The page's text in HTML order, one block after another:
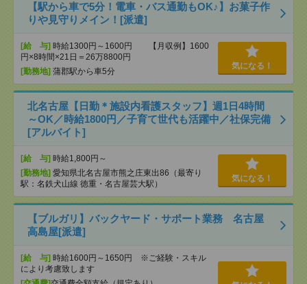
【駅から車で5分！電車・バス通勤もOK♪】お菓子作
りや見守りメイン！[派遣]
[給 与] 時給1300円～1600円 【月収例】1600
円×8時間×21日＝26万8800円
[勤務地] 蒲郡駅から車5分
気になる！
北名古屋【日勤＊施設内看護スタッフ】週1日4時間
～OK／時給1800円／子育て世代も活躍中／社保完備
[アルバイト]
[給 与] 時給1,800円～
[勤務地] 愛知県北名古屋市熊之庄東出86（最寄り
駅：名鉄犬山線 徳重・名古屋芸大駅）
気になる！
【ブルガリ】バックヤード・サポート業務 名古屋
高島屋[派遣]
[給 与] 時給1600円～1650円 ※ご経験・スキル
により考慮致します